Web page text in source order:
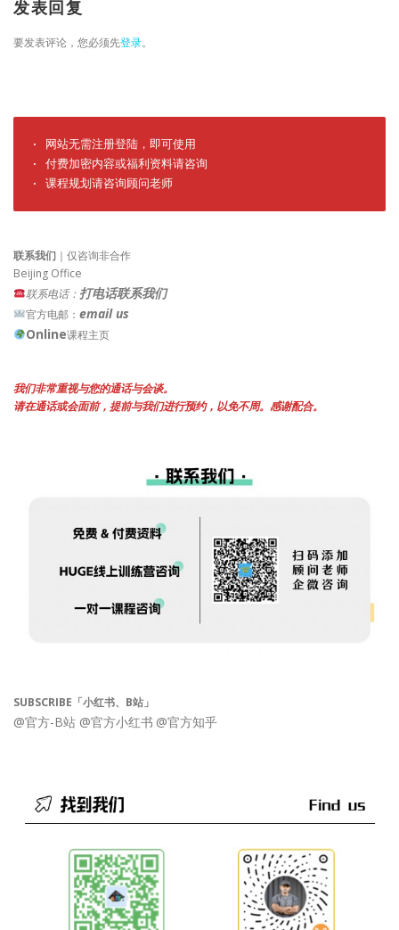
发表回复
要发表评论，您必须先登录。
· 网站无需注册登陆，即可使用
· 付费加密内容或福利资料请咨询
· 课程规划请咨询顾问老师
联系我们 ｜仅咨询非合作
Beijing Office
联系电话： 打电话联系我们
官方电邮： email us
Online课程主页
我们非常重视与您的通话与会谈。
请在通话或会面前，提前与我们进行预约，以免不周。感谢配合。
SUBSCRIBE「小红书、B站」
@官方-B站 @官方小红书 @官方知乎